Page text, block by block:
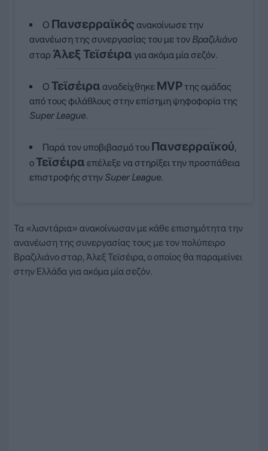
Ο Πανσερραϊκός ανακοίνωσε την
ανανέωση της συνεργασίας του με τον Βραζιλιάνο
σταρ Άλεξ Τεϊσέιρα για ακόμα μία σεζόν.
Ο Τεϊσέιρα αναδείχθηκε MVPτης ομάδας
από τους φιλάθλους στην επίσημη ψηφοφορία της
Super League.
Παρά τον υποβιβασμό του Πανσερραϊκού,
οΤεϊσέιρα επέλεξε να στηρίξει την προσπάθεια
επιστροφής στην Super League.
Τα «λιοντάρια» ανακοίνωσαν με κάθε επισημότητα την
ανανέωση της συνεργασίας τους με τον πολύπειρο
Βραζιλιάνο σταρ, Άλεξ Τεϊσέιρα, ο οποίος θα παραμείνει
στην Ελλάδα για ακόμα μία σεζόν.